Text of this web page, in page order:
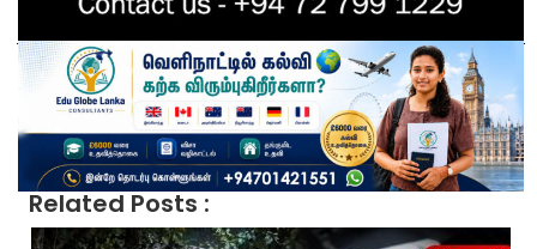
Related Posts :